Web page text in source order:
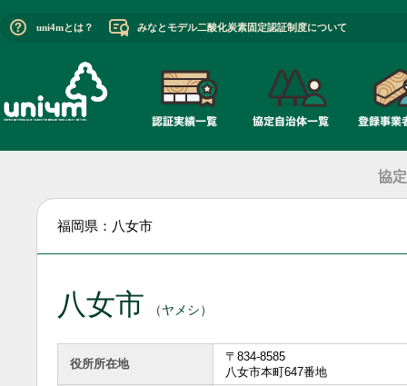
uni4mとは？ みなとモデル二酸化炭素固定認証制度について
協
福岡県：八女市
八女市 （ヤメシ）
役所所在地
〒834-8585
八女市本町647番地